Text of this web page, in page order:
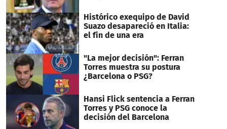
Histórico exequipo de David
Suazo desapareció en Italia:
el fin de una era
"La mejor decisión": Ferran
Torres muestra su postura
¿Barcelona o PSG?
Hansi Flick sentencia a Ferran
Torres y PSG conoce la
decisión del Barcelona